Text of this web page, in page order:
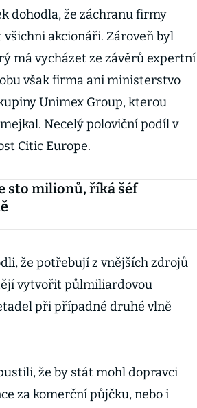
dohodla, že záchranu firmy
akcionáři. Zároveň byl
má vycházet ze závěrů expertní
však firma ani ministerstvo
Unimex Group, kterou
Necelý poloviční podíl v
Citic Europe.
sto milionů, říká šéf
že potřebují z vnějších zdrojů
vytvořit půlmiliardovou
při případné druhé vlně
že by stát mohl dopravci
za komerční půjčku, nebo i